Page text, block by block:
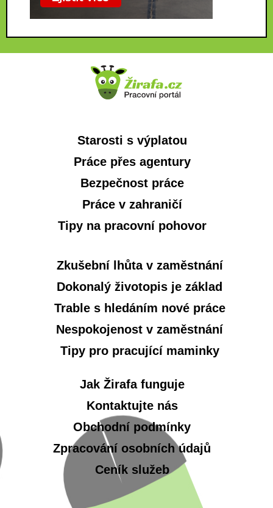
Starosti s výplatou
Práce přes agentury
Bezpečnost práce
Práce v zahraničí
Tipy na pracovní pohovor
Zkušební lhůta v zaměstnání
Dokonalý životopis je základ
Trable s hledáním nové práce
Nespokojenost v zaměstnání
Tipy pro pracující maminky
Jak Žirafa funguje
Kontaktujte nás
Obchodní podmínky
Zpracování osobních údajů
Ceník služeb